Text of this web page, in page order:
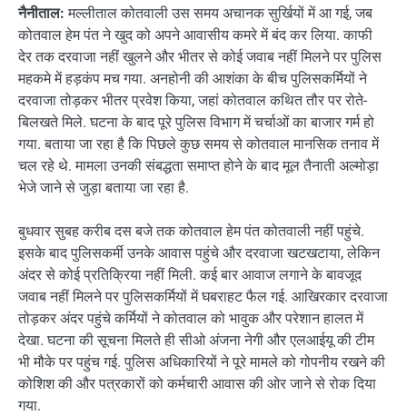
नैनीताल: मल्लीताल कोतवाली उस समय अचानक सुर्खियों में आ गई, जब
कोतवाल हेम पंत ने खुद को अपने आवासीय कमरे में बंद कर लिया. काफी
देर तक दरवाजा नहीं खुलने और भीतर से कोई जवाब नहीं मिलने पर पुलिस
महकमे में हड़कंप मच गया. अनहोनी की आशंका के बीच पुलिसकर्मियों ने
दरवाजा तोड़कर भीतर प्रवेश किया, जहां कोतवाल कथित तौर पर रोते-
बिलखते मिले. घटना के बाद पूरे पुलिस विभाग में चर्चाओं का बाजार गर्म हो
गया. बताया जा रहा है कि पिछले कुछ समय से कोतवाल मानसिक तनाव में
चल रहे थे. मामला उनकी संबद्धता समाप्त होने के बाद मूल तैनाती अल्मोड़ा
भेजे जाने से जुड़ा बताया जा रहा है.
बुधवार सुबह करीब दस बजे तक कोतवाल हेम पंत कोतवाली नहीं पहुंचे.
इसके बाद पुलिसकर्मी उनके आवास पहुंचे और दरवाजा खटखटाया, लेकिन
अंदर से कोई प्रतिक्रिया नहीं मिली. कई बार आवाज लगाने के बावजूद
जवाब नहीं मिलने पर पुलिसकर्मियों में घबराहट फैल गई. आखिरकार दरवाजा
तोड़कर अंदर पहुंचे कर्मियों ने कोतवाल को भावुक और परेशान हालत में
देखा. घटना की सूचना मिलते ही सीओ अंजना नेगी और एलआईयू की टीम
भी मौके पर पहुंच गई. पुलिस अधिकारियों ने पूरे मामले को गोपनीय रखने की
कोशिश की और पत्रकारों को कर्मचारी आवास की ओर जाने से रोक दिया
गया.